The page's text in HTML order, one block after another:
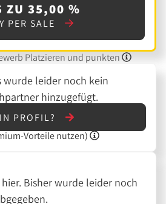
ZU 35,00 %
PER SALE
Platzieren und punkten
wurde leider noch kein
hinzugefügt.
PROFIL?
Vorteile nutzen)
Bisher wurde leider noch